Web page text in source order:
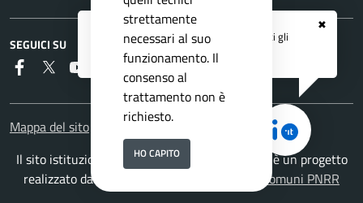
✖
Registrati ai serviziAPP IO
e ricevi tutti gli
aggiornamenti dall'Ente
SEGUICI SU
FaceboookTwitter YoutubeInstagram
RSS
Mappa del sito
Il sito istituzionale del Comune di Montemurlo è un progetto
realizzato da
Soluzione Comuni PNRR
strettamente
necessari al suo
funzionamento. Il
consenso al
trattamento non è
richiesto.
HO CAPITO